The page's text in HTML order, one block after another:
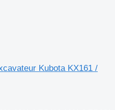
Kubota KX161 /